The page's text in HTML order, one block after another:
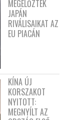
MEGELŐZTÉK
JAPÁN
RIVÁLISAIKAT AZ
EU PIACÁN
KÍNA ÚJ
KORSZAKOT
NYITOTT:
MEGNYÍLT AZ